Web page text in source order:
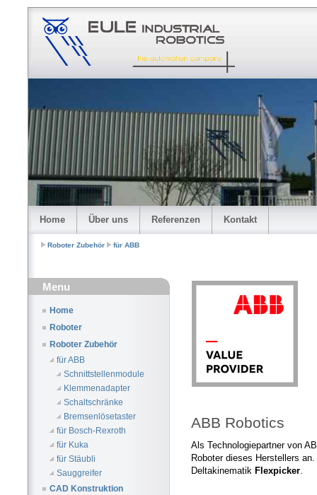
Home Über uns Referenzen Kontakt
Roboter Zubehör für ABB
Menu
Home
Roboter
Roboter Zubehör
für ABB
Schnittstellenmodule
Klemmenadapter
Schaltschränke
Bremsenlösetaster
für Bosch-Rexroth
für Kuka
für Stäubli
Sauggreifer
CAD Konstruktion
ABB Robotics
Als Technologiepartner von
Roboter dieses Herstellers
Deltakinematik Flexpicker